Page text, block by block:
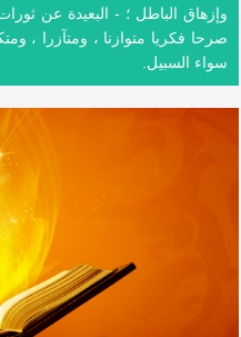
وإزهاق الباطل ؛ - البعيدة عن
صرحا فكريا متوازنا ، ومتآزرا ،
سواء السبيل.